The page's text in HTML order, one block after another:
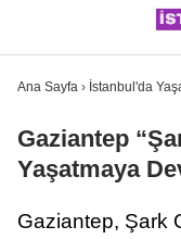
İSTANBUL
ÜLKE GÜNDEMI
Ana Sayfa › İstanbul'da
Gaziantep
Yaşatmaya
Gaziantep, Şark